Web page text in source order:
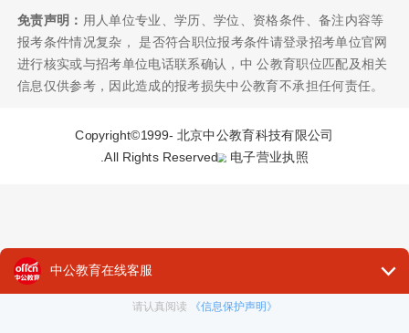
免责声明： 用人单位专业、学历、学位、资格条件、备注内容等
报考条件情况复杂， 是否符合职位报考条件请登录招考单位官网
进行核实或与招考单位电话联系确认，中 公教育职位匹配及相关
信息仅供参考，因此造成的报考损失中公教育不承担任何责任。
Copyright©1999- 北京中公教育科技有限公司
.All Rights Reserved 电子营业执照